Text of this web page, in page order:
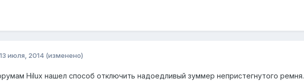
13 июля, 2014 (изменено)
Hilux нашел способ отключить надоедливый зуммер непристегнутого ремня.